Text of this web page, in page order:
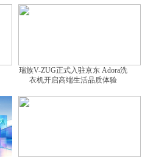
瑞族V-ZUG正式入驻京东 Adora洗
衣机开启高端生活品质体验